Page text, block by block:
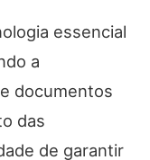
essencial
a
documentos
das
de garantir